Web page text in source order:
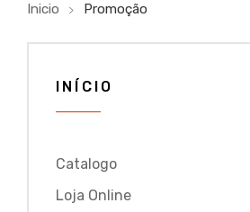
Inicio Promoção
INÍCIO
Catalogo
Loja Online